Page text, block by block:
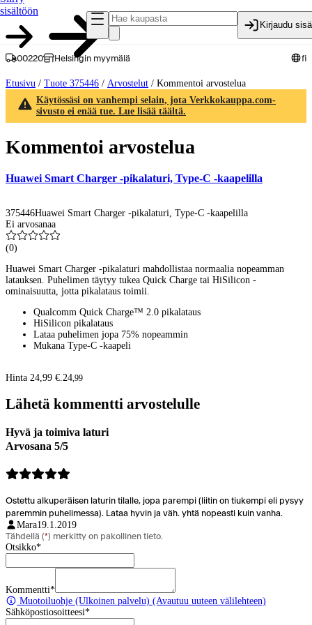
sisältöön
Kirjaudu
00220 Helsingin myymälä fi
Etusivu / Tuote 375446 / Arvostelut / Kommentoi arvostelua
Käytössäsi on vanhempi selain, jota Verkkokauppa.com-
sivusto ei enää tue. Lue lisää täältä.
Kommentoi arvostelua
Huawei Smart Charger -pikalaturi, Type-C -kaapelilla
375446Huawei Smart Charger -pikalaturi, Type-C -kaapelilla
Ei arvosanaa
(0)
Huawei Smart Charger -pikalaturi mahdollistaa normaalia nopeamman
latauksen. Puhelimen täytyy tukea Quick Charge tai HiSilicon -
ominaisuutta, jotta pikalataus toimii.
Qualcomm Quick Charge™ 2.0 pikalataus
HiSilicon pikalataus
Lataa puhelimen jopa 75% nopeammin
Mukana Type-C -kaapeli
Hinta 24,99 €. 24,99
Lähetä kommentti arvostelulle
Hyvä ja toimiva laturi
Arvosana 5/5
Ostettu alkuperäisen laturin tilalle, jopa parempi (liitin on tiukempi eli pysyy
paremmin puhelimessa). Lataa hyvin ja väh. yhtä nopeasti kuin vanha.
Mara19.1.2019
Tähdellä (*) merkitty on pakollinen tieto.
Otsikko*
Kommentti*
Muotoiluohje (Ulkoinen palvelu) (Avautuu uuteen välilehteen)
Sähköpostiosoitteesi*